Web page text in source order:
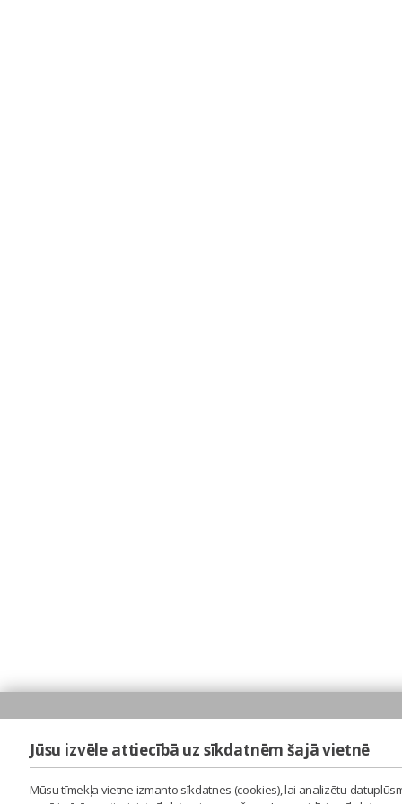
Jūsu izvēle attiecībā uz sīkdatnēm šajā vietnē
Mūsu tīmekļa vietne izmanto sīkdatnes (cookies), lai analizētu